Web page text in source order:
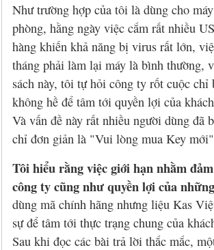
Như trường hợp của tôi là dùng cho
phòng, hằng ngày việc cắm rất nhiều
hàng khiến khả năng bị virus rất lớn,
tháng phải làm lại máy là bình thường,
sách này, tôi tự hỏi công ty rốt cuộc
không hề để tâm tới quyền lợi của
Và vấn đề này rất nhiều người dùng đã
chỉ đơn giản là "Vui lòng mua Key mới"
Tôi hiểu rằng việc giới hạn nhằm
công ty cũng như quyền lợi của
dùng mã chính hãng nhưng liệu Kas
sự để tâm tới thực trạng chung của
Sau khi đọc các bài trả lời thắc mắc,